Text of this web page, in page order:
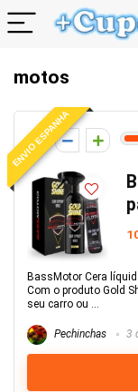
motos
ENVIO ESPANHA
3
BassMotor Cera
Com o produto Gold
seu carro ou ...
Pechinchas 3